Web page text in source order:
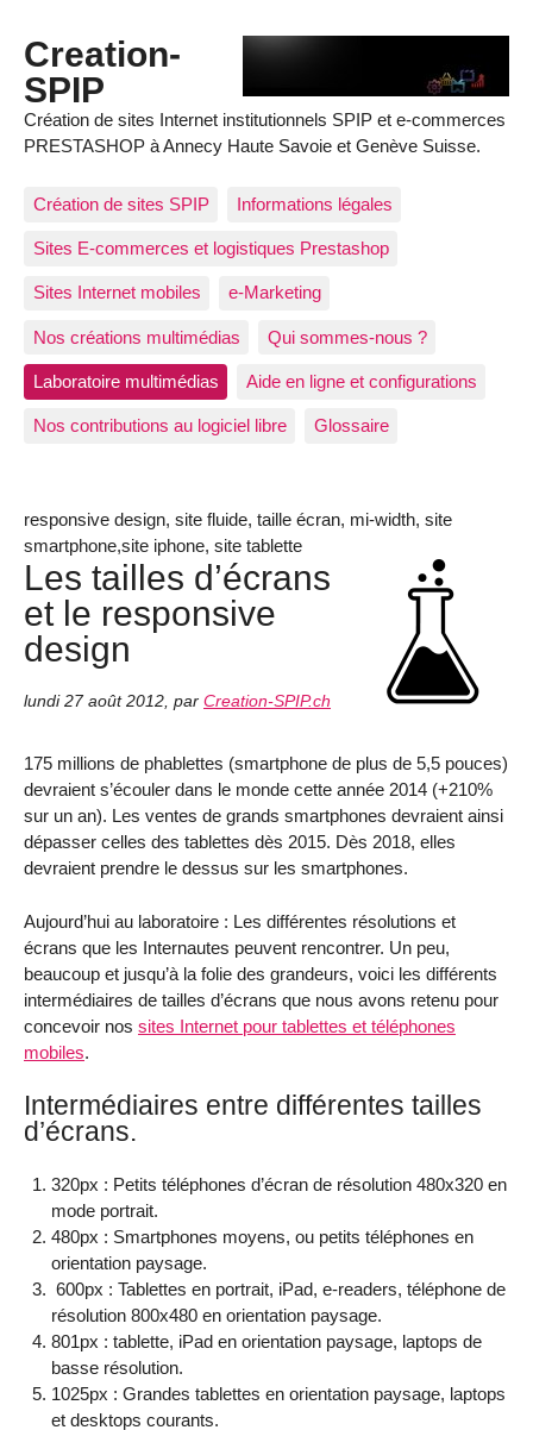
Creation-
SPIP
Création de sites Internet institutionnels SPIP et e-commerces
PRESTASHOP à Annecy Haute Savoie et Genève Suisse.
Création de sites SPIP Informations légales
Sites E-commerces et logistiques Prestashop
Sites Internet mobiles e-Marketing
Nos créations multimédias Qui sommes-nous ?
Laboratoire multimédias Aide en ligne et configurations
Nos contributions au logiciel libre Glossaire
responsive design, site fluide, taille écran, mi-width, site
smartphone,site iphone, site tablette
Les tailles d’écrans
et le responsive
design
lundi 27 août 2012, par Creation-SPIP.ch
175 millions de phablettes (smartphone de plus de 5,5 pouces)
devraient s’écouler dans le monde cette année 2014 (+210%
sur un an). Les ventes de grands smartphones devraient ainsi
dépasser celles des tablettes dès 2015. Dès 2018, elles
devraient prendre le dessus sur les smartphones.
Aujourd’hui au laboratoire : Les différentes résolutions et
écrans que les Internautes peuvent rencontrer. Un peu,
beaucoup et jusqu’à la folie des grandeurs, voici les différents
intermédiaires de tailles d’écrans que nous avons retenu pour
concevoir nos sites Internet pour tablettes et téléphones
mobiles.
Intermédiaires entre différentes tailles
d’écrans.
320px : Petits téléphones d’écran de résolution 480x320 en
mode portrait.
480px : Smartphones moyens, ou petits téléphones en
orientation paysage.
600px : Tablettes en portrait, iPad, e-readers, téléphone de
résolution 800x480 en orientation paysage.
801px : tablette, iPad en orientation paysage, laptops de
basse résolution.
1025px : Grandes tablettes en orientation paysage, laptops
et desktops courants.